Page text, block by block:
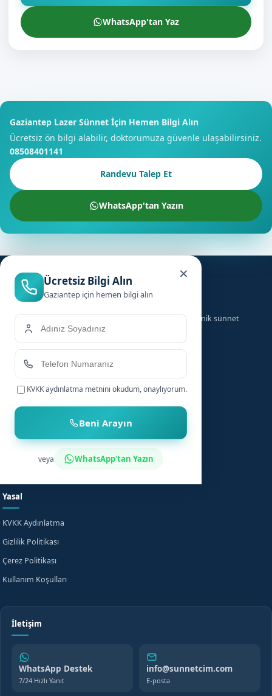
WhatsApp'tan Yaz
Gaziantep Lazer Sünnet İçin Hemen Bilgi Alın
Ücretsiz ön bilgi alabilir, doktorumuza güvenle ulaşabilirsiniz.
08508401141
Randevu Talep Et
WhatsApp'tan Yazın
×
Ücretsiz Bilgi Alın
Gaziantep için hemen bilgi alın
KVKK aydınlatma metnini okudum, onaylıyorum.
Beni Arayın
veya WhatsApp'tan Yazın
Türkiye genelinde ailelere güvenilir, hızlı ve hijyenik sünnet
hizmeti sunuyoruz.
Hizmetler
Bebek Sünneti
Çocuk Sünneti
Sünnet Sonrası Bakım
Fiyat Bilgisi
Evde Sünnet
Anasayfa
Şehirler
Bilgi Merkezi
Yasal
KVKK Aydınlatma
Gizlilik Politikası
Çerez Politikası
Kullanım Koşulları
İletişim
WhatsApp Destek
7/24 Hızlı Yanıt
info@sunnetcim.com
E-posta